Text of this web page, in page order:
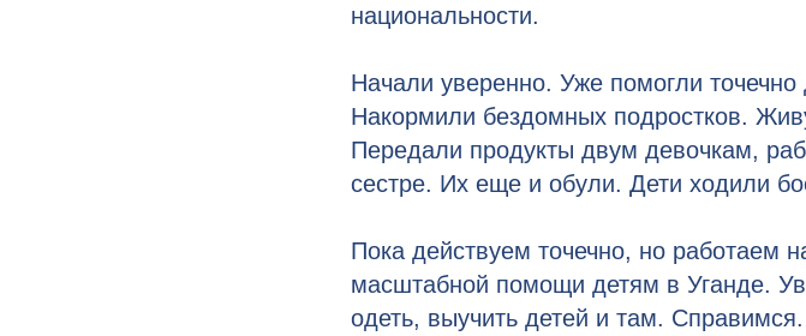
национальности.
Начали уверенно. Уже помогли
Накормили бездомных подростков.
Передали продукты двум девочкам,
сестре. Их еще и обули. Дети ходили
Пока действуем точечно, но работаем
масштабной помощи детям в Уганде.
одеть, выучить детей и там. Справимся.